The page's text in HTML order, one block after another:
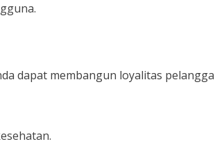
dapat membangun loyalitas